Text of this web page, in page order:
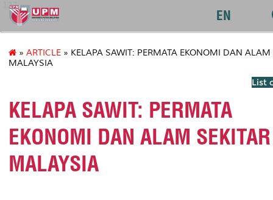
127
EN
» ARTICLE » KELAPA SAWIT: PERMATA EKONOMI DAN ALAM
MALAYSIA
List
KELAPA SAWIT: PERMATA
EKONOMI DAN ALAM SEKITAR
MALAYSIA